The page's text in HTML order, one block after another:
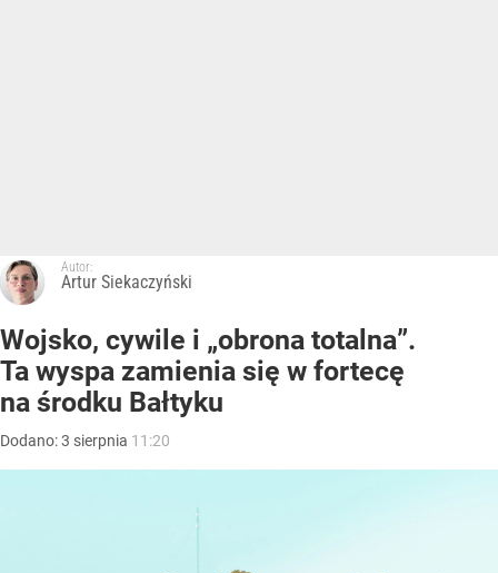
Autor:
Artur Siekaczyński
Wojsko, cywile i „obrona totalna”.
Ta wyspa zamienia się w fortecę
na środku Bałtyku
Dodano:3 sierpnia 11:20